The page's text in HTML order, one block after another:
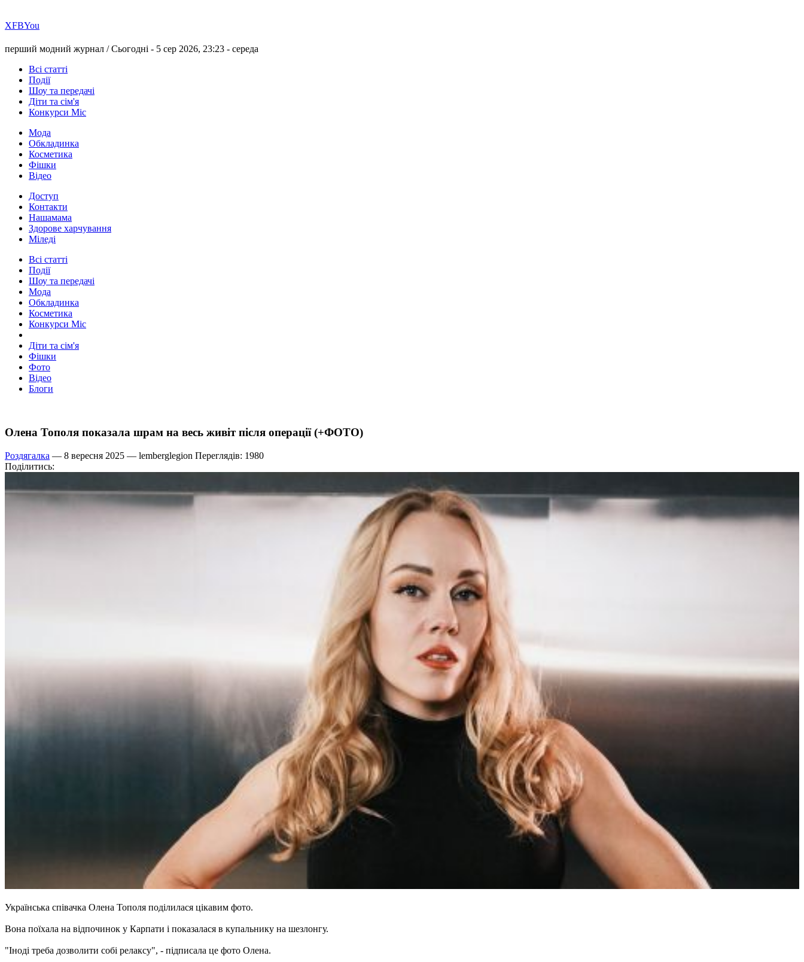
ХFBYou
перший модний журнал /Сьогодні - 5 сер 2026, 23:23 - середа
Всі статті
Події
Шоу та передачі
Діти та сім'я
Конкурси Міс
Мода
Обкладинка
Косметика
Фішки
Відео
Доступ
Контакти
Нашамама
Здорове харчування
Міледі
Всі статті
Події
Шоу та передачі
Мода
Обкладинка
Косметика
Конкурси Міс
Діти та сім'я
Фішки
Фото
Відео
Блоги
Олена Тополя показала шрам на весь живіт після операції (+ФОТО)
Роздягалка — 8 вересня 2025 — lemberglegion Переглядів: 1980
Поділитись:
Українська співачка Олена Тополя поділилася цікавим фото.
Вона поїхала на відпочинок у Карпати і показалася в купальнику на шезлонгу.
"Іноді треба дозволити собі релаксу", - підписала це фото Олена.